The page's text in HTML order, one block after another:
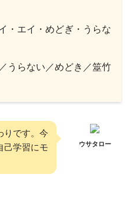
・エイ・めどぎ・うらな
うらない／めどき／筮竹
りです。今
己学習にモ
ウサタロー